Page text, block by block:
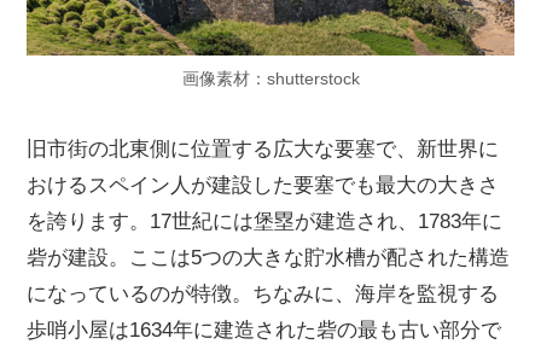
画像素材：shutterstock
旧市街の北東側に位置する広大な要塞で、新世界に
おけるスペイン人が建設した要塞でも最大の大きさ
を誇ります。17世紀には堡塁が建造され、1783年に
砦が建設。ここは5つの大きな貯水槽が配された構造
になっているのが特徴。ちなみに、海岸を監視する
歩哨小屋は1634年に建造された砦の最も古い部分で